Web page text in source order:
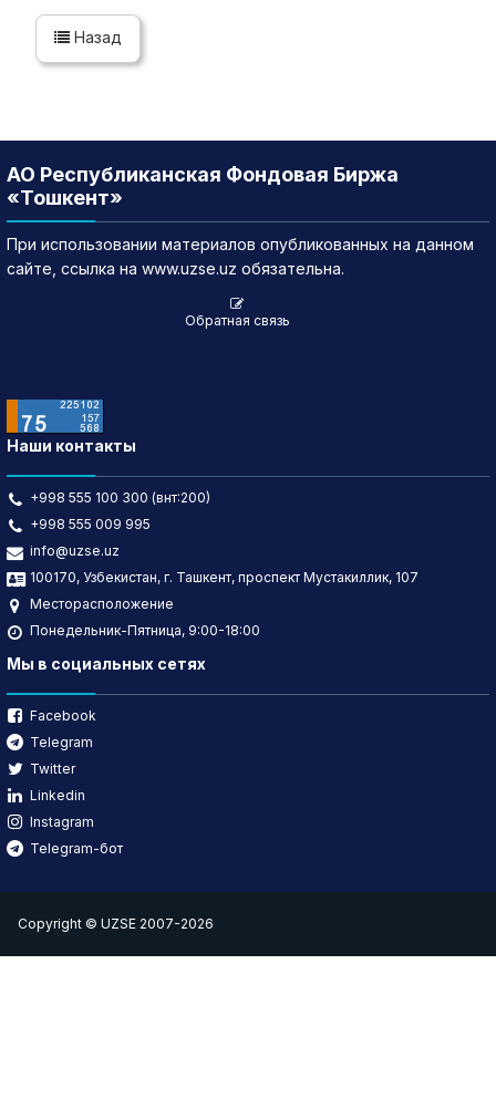
Назад
АО Республиканская Фондовая Биржа
«Тошкент»
При использовании материалов опубликованных на данном
сайте, ссылка на www.uzse.uz обязательна.
Обратная связь
Наши контакты
+998 555 100 300 (внт:200)
+998 555 009 995
info@uzse.uz
100170, Узбекистан, г. Ташкент, проспект Мустакиллик, 107
Месторасположение
Понедельник-Пятница, 9:00-18:00
Мы в социальных сетях
Facebook
Telegram
Twitter
Linkedin
Instagram
Telegram-бот
Copyright © UZSE 2007-2026